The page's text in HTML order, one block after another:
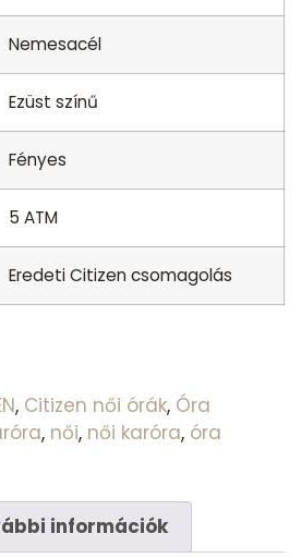
Nemesacél
Ezüst színű
Fényes
5 ATM
Eredeti Citizen csomagolás
, Citizen női órák, Óra
, női, női karóra, óra
információk